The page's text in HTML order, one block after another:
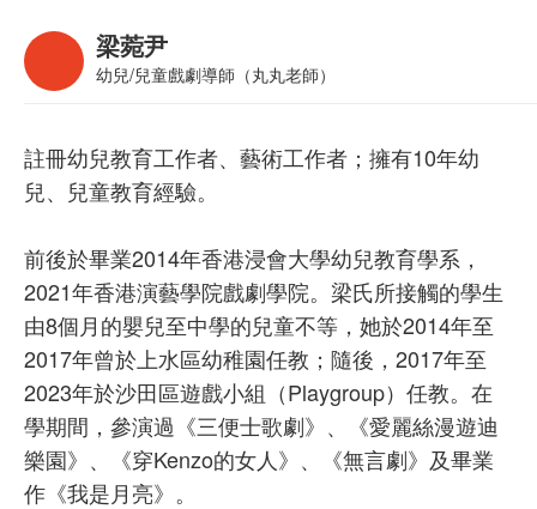
梁菀尹
幼兒/兒童戲劇導師（丸丸老師）
註冊幼兒教育工作者、藝術工作者；擁有10年幼
兒、兒童教育經驗。
前後於畢業2014年香港浸會大學幼兒教育學系，
2021年香港演藝學院戲劇學院。梁氏所接觸的學生
由8個月的嬰兒至中學的兒童不等，她於2014年至
2017年曾於上水區幼稚園任教；隨後，2017年至
2023年於沙田區遊戲小組（Playgroup）任教。在
學期間，參演過《三便士歌劇》、《愛麗絲漫遊迪
樂園》、《穿Kenzo的女人》、《無言劇》及畢業
作《我是月亮》。